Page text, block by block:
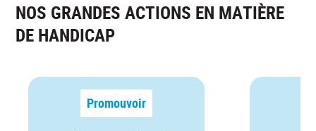
NOS GRANDES ACTIONS EN MATIÈRE
DE HANDICAP
Promouvoir